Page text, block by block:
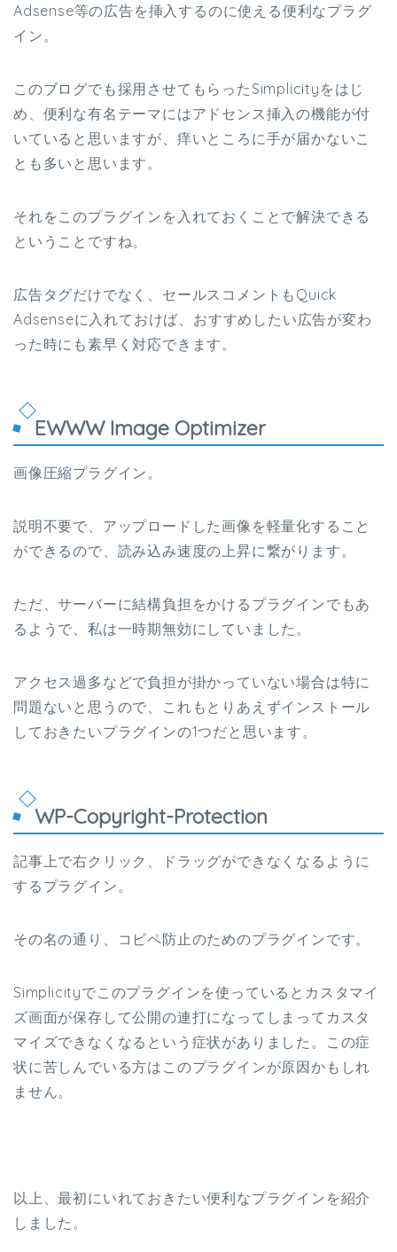
Adsense等の広告を挿入するのに使える便利なプラグ
イン。
このブログでも採用させてもらったSimplicityをはじ
め、便利な有名テーマにはアドセンス挿入の機能が付
いていると思いますが、痒いところに手が届かないこ
とも多いと思います。
それをこのプラグインを入れておくことで解決できる
ということですね。
広告タグだけでなく、セールスコメントもQuick
Adsenseに入れておけば、おすすめしたい広告が変わ
った時にも素早く対応できます。
EWWW Image Optimizer
画像圧縮プラグイン。
説明不要で、アップロードした画像を軽量化すること
ができるので、読み込み速度の上昇に繋がります。
ただ、サーバーに結構負担をかけるプラグインでもあ
るようで、私は一時期無効にしていました。
アクセス過多などで負担が掛かっていない場合は特に
問題ないと思うので、これもとりあえずインストール
しておきたいプラグインの1つだと思います。
WP-Copyright-Protection
記事上で右クリック、ドラッグができなくなるように
するプラグイン。
その名の通り、コピペ防止のためのプラグインです。
Simplicityでこのプラグインを使っているとカスタマイ
ズ画面が保存して公開の連打になってしまってカスタ
マイズできなくなるという症状がありました。この症
状に苦しんでいる方はこのプラグインが原因かもしれ
ません。
以上、最初にいれておきたい便利なプラグインを紹介
しました。